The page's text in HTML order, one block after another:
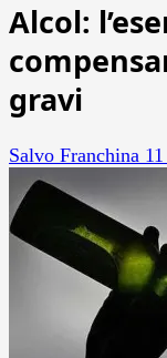
Alcol:
gravi
Salvo Franchina